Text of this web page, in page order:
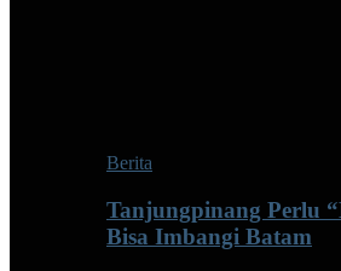
Berita
Tanjungpinang Perlu
Bisa Imbangi Batam